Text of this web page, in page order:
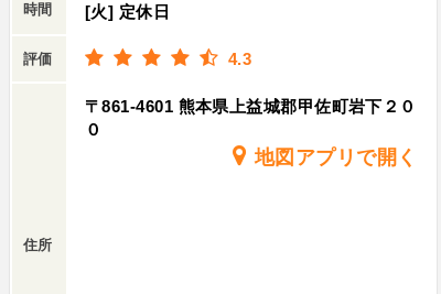
時間
[火] 定休日
評価 4.3
住所
〒861-4601 熊本県上益城郡甲佐町岩下２０
０
地図アプリで開く